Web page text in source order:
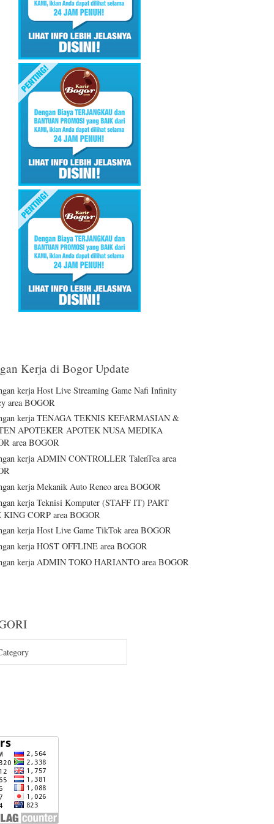
Kerja di Bogor Update
kerja Host Live Streaming Game Nafi Infinity
area BOGOR
kerja TENAGA TEKNIS KEFARMASIAN &
APOTEKER APOTEK NUSA MEDIKA
area BOGOR
kerja ADMIN CONTROLLER TalenTea area
kerja Mekanik Auto Reneo area BOGOR
kerja Teknisi Komputer (STAFF IT) PART
CORP area BOGOR
kerja Host Live Game TikTok area BOGOR
kerja HOST OFFLINE area BOGOR
kerja ADMIN TOKO HARIANTO area BOGOR